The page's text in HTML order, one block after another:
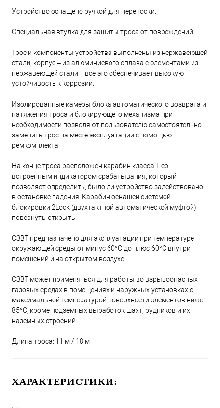
Устройство оснащено ручкой для переноски.
Специальная втулка для защиты троса от повреждений.
Трос и компоненты устройства выполнены из нержавеющей
стали, корпус – из алюминиевого сплава с элементами из
нержавеющей стали – все это обеспечивает высокую
устойчивость к коррозии.
Изолированные камеры блока автоматического возврата и
натяжения троса и блокирующего механизма при
необходимости позволяют пользователю самостоятельно
заменить трос на месте эксплуатации с помощью
ремкомплекта.
На конце троса расположен карабин класса Т со
встроенным индикатором срабатывания, который
позволяет определить, было ли устройство задействовано
в остановке падения. Карабин оснащен системой
блокировки 2Lock (двухтактной автоматической муфтой):
повернуть-открыть.
СЗВТ предназначено для эксплуатации при температуре
окружающей среды от минус 60°С до плюс 60°С внутри
помещений и на открытом воздухе.
СЗВТ может применяться для работы во взрывоопасных
газовых средах в помещениях и наружных установках с
максимальной температурой поверхности элементов ниже
85°С, кроме подземных выработок шахт, рудников и их
наземных строений.
Длина троса: 11 м / 18 м
ХАРАКТЕРИСТИКИ: